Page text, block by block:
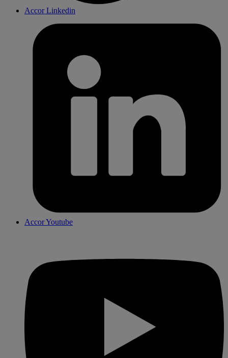
Accor Linkedin
Accor Youtube